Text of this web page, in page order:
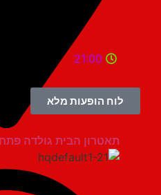
תאטרון הבית גולדה פתח תקווה
21:00
לוח הופעות מלא